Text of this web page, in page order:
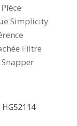
Simplicity
Filtre